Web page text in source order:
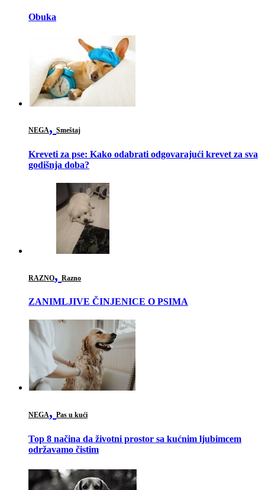
Obuka
NEGA, Smeštaj
Kreveti za pse: Kako odabrati odgovarajući krevet za sva
godišnja doba?
RAZNO, Razno
ZANIMLJIVE ČINJENICE O PSIMA
NEGA, Pas u kući
Top 8 načina da životni prostor sa kućnim ljubimcem
održavamo čistim